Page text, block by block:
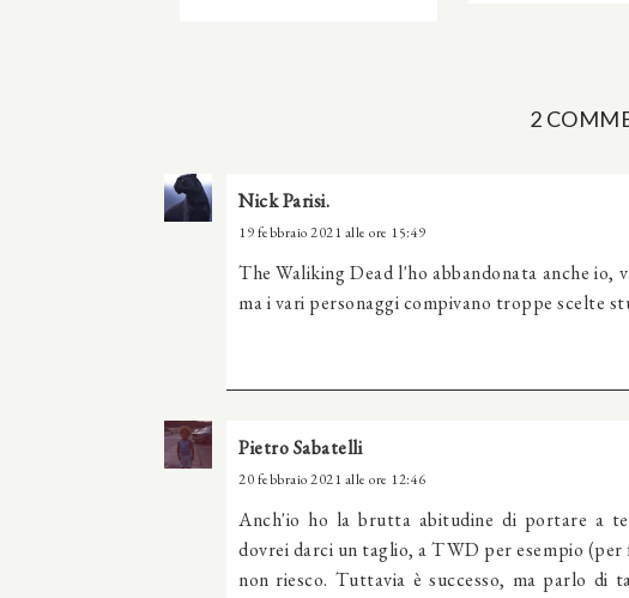
2
Nick Parisi.
19 febbraio 2021 alle ore 15:49
The Waliking Dead l'ho abbandonata anche io,
ma i vari personaggi compivano troppe scelte
Pietro Sabatelli
20 febbraio 2021 alle ore 12:46
Anch'io ho la brutta abitudine di portare a
dovrei darci un taglio, a TWD per esempio
non riesco. Tuttavia è successo, ma parlo di